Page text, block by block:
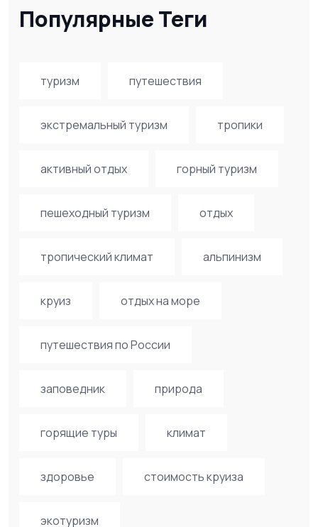
Популярные Теги
туризм путешествия
экстремальный туризм тропики
активный отдых горный туризм
пешеходный туризм отдых
тропический климат альпинизм
круиз отдых на море
путешествия по России
заповедник природа
горящие туры климат
здоровье стоимость круиза
экотуризм